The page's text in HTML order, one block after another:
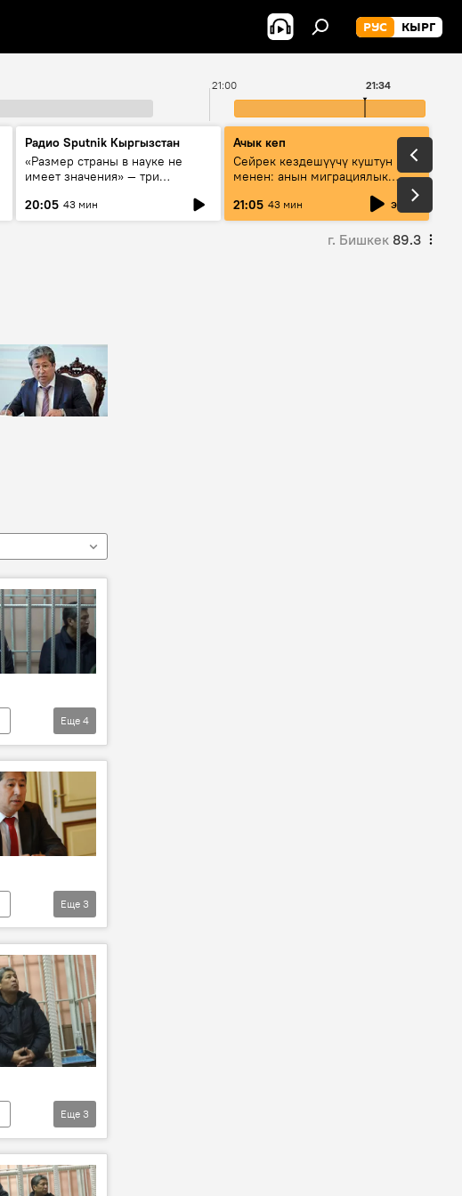
РУС КЫРГ
21:00 21:34
Радио Sputnik Кыргызстан
«Размер страны в науке не
имеет значения» — три
России и Кыргызстана в
образовании и исследованиях
20:05 43 мин
Ачык кеп
Сейрек кездешүүчү куштун изи
менен: анын миграциялык
жолу эмнеден кабар берет?
21:05 43 мин эфир
г. Бишкек 89.3
Еще 4
Еще 3
Еще 3